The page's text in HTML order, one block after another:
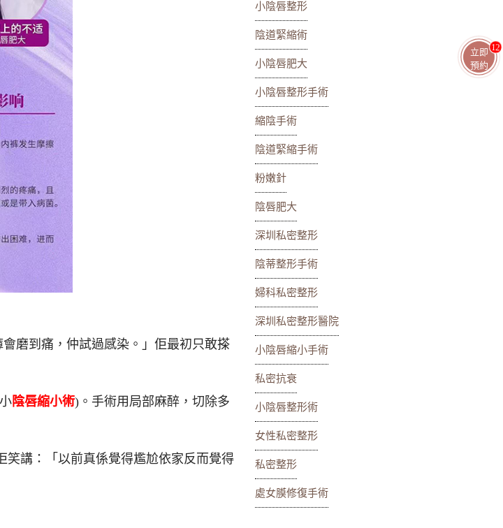
磨到痛，仲試過感染。」佢最初只敢搽
陰唇縮小術)。手術用局部麻醉，切除多
笑講：「以前真係覺得尷尬依家反而覺得
小陰唇整形
陰道緊縮術
小陰唇肥大
小陰唇整形手術
縮陰手術
陰道緊縮手術
粉嫩針
陰唇肥大
深圳私密整形
陰蒂整形手術
婦科私密整形
深圳私密整形醫院
小陰唇縮小手術
私密抗衰
小陰唇整形術
女性私密整形
私密整形
處女膜修復手術
立即
預約
13